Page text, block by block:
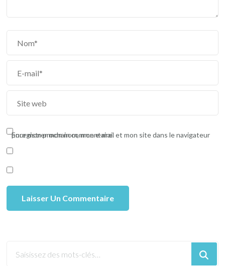
Enregistrer mon nom, mon e-mail et mon site dans le navigateur pour mon prochain commentaire.